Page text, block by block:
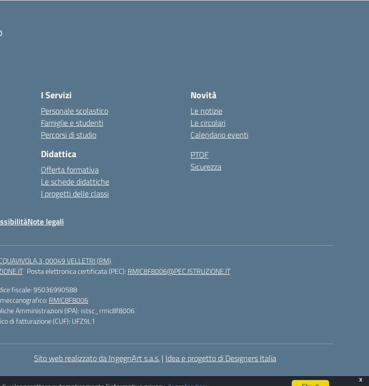
I Servizi
Personale scolastico
Famiglie e studenti
Percorsi di studio
Didattica
Offerta formativa
Le schede didattiche
I progetti delle classi
Novità
Le notizie
Le circolari
Calendario eventi
PTOF
Sicurezza
Note legali
00049 VELLETRI (RM)
Posta elettronica certificata (PEC): RMIC8F8006@PEC.ISTRUZIONE.IT
fiscale: 95036990588
RMIC8F8006
Amministrazioni (IPA): istsc_rmic8f8006
di fatturazione (CUF): UFZ9L1
Sito web realizzato da IngegnArt s.a.s. | Idea e progetto di Designers Italia
x